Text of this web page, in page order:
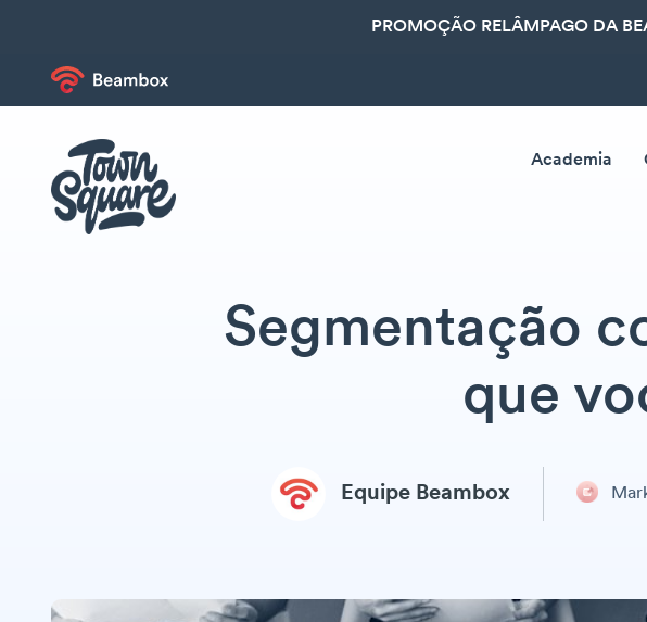
PROMOÇÃO RELÂMPAGO DA
Academia
Segmentação
que
Equipe Beambox